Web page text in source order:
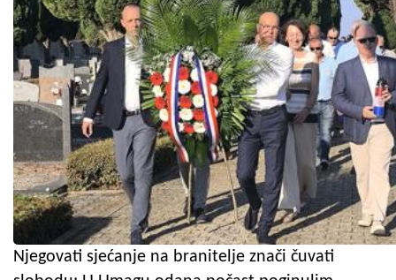
Njegovati sjećanje na branitelje znači čuvati